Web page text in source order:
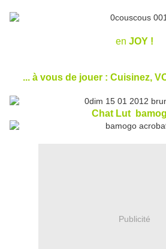
en JOY !
... à vous de jouer : Cuisinez,
Chat Lut
Publicité